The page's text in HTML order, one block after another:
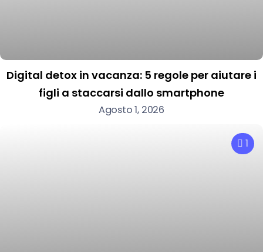
Digital detox in vacanza: 5 regole per aiutare i
figli a staccarsi dallo smartphone
Agosto 1, 2026
1